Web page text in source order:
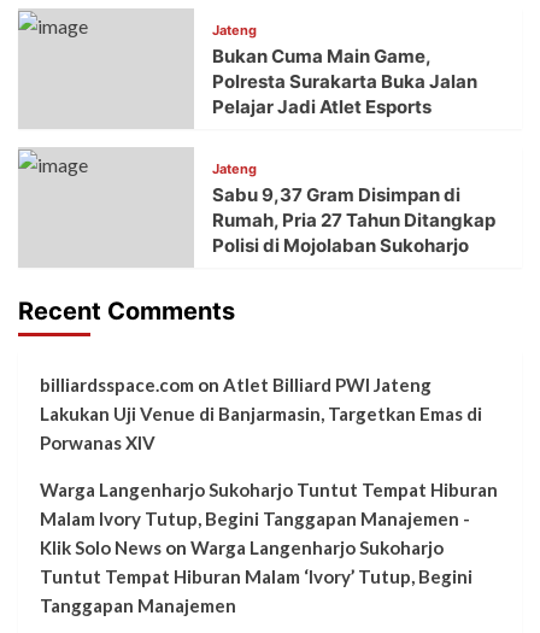
Jateng
Bukan Cuma Main Game,
Polresta Surakarta Buka Jalan
Pelajar Jadi Atlet Esports
Jateng
Sabu 9,37 Gram Disimpan di
Rumah, Pria 27 Tahun Ditangkap
Polisi di Mojolaban Sukoharjo
Recent Comments
billiardsspace.com on Atlet Billiard PWI Jateng
Lakukan Uji Venue di Banjarmasin, Targetkan Emas di
Porwanas XIV
Warga Langenharjo Sukoharjo Tuntut Tempat Hiburan
Malam Ivory Tutup, Begini Tanggapan Manajemen -
Klik Solo News on Warga Langenharjo Sukoharjo
Tuntut Tempat Hiburan Malam ‘Ivory’ Tutup, Begini
Tanggapan Manajemen